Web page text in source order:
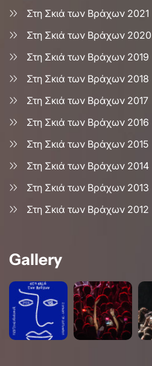
Στη Σκιά των Βράχων 2021
Στη Σκιά των Βράχων 2020
Στη Σκιά των Βράχων 2019
Στη Σκιά των Βράχων 2018
Στη Σκιά των Βράχων 2017
Στη Σκιά των Βράχων 2016
Στη Σκιά των Βράχων 2015
Στη Σκιά των Βράχων 2014
Στη Σκιά των Βράχων 2013
Στη Σκιά των Βράχων 2012
Gallery